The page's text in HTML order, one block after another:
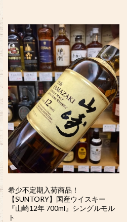
希少不定期入荷商品！
【SUNTORY】国産ウイスキー
『山崎12年 700ml』シングルモル
ト